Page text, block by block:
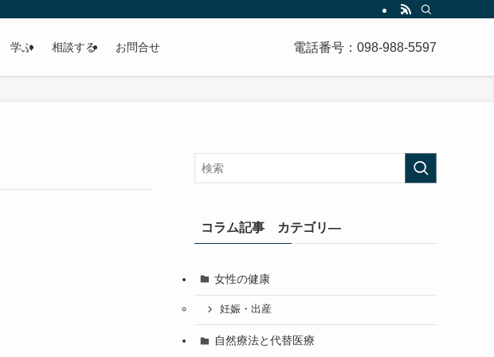
学ぶ 相談する お問合せ 電話番号：098-988-5597
コラム記事 カテゴリ―
女性の健康
妊娠・出産
自然療法と代替医療